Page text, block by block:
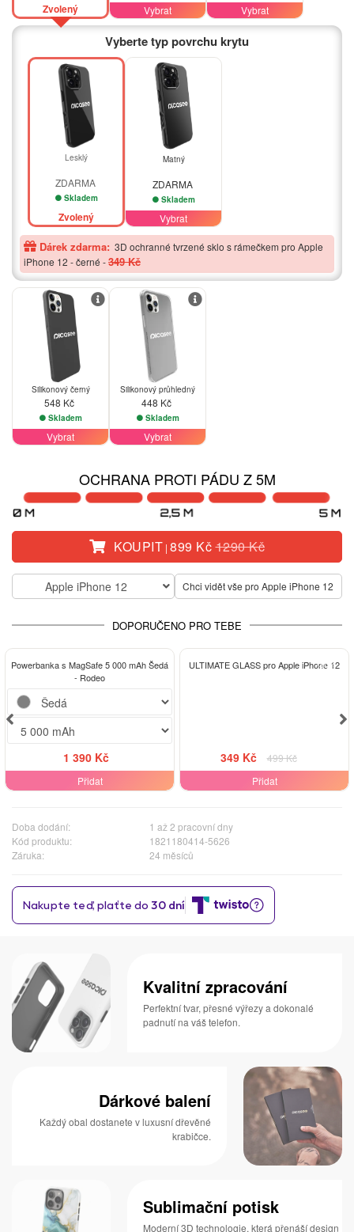
Zvolený Vybrat Vybrat
Vyberte typ povrchu krytu
Lesklý
ZDARMA
Skladem
Zvolený
Matný
ZDARMA
Skladem
Vybrat
Dárek zdarma: 3D ochranné tvrzené sklo s rámečkem pro Apple
iPhone 12 - černé -349 Kč
Silikonový černý
548 Kč
Skladem
Vybrat
Silikonový průhledný
448 Kč
Skladem
Vybrat
OCHRANA PROTI PÁDU Z 5M
KOUPIT | 899 Kč1290 Kč
Apple iPhone 12 Chci vidět vše pro Apple iPhone 12
DOPORUČENO PRO TEBE
Powerbanka s MagSafe 5 000 mAh Šedá
- Rodeo
1 390 Kč
Přidat
-30%
ULTIMATE GLASS pro Apple iPhone 12
349 Kč
499 Kč
Přidat
Doba dodání:
1 až 2 pracovní dny
Kód produktu:
1821180414-5626
Záruka:
24 měsíců
Kvalitní zpracování
Perfektní tvar, přesné výřezy a dokonalé
padnutí na váš telefon.
Dárkové balení
Každý obal dostanete v luxusní dřevěné
krabičce.
Sublimační potisk
Moderní 3D technologie, která přenáší design